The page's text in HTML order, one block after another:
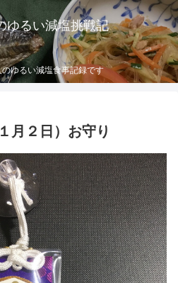
ゆるい減塩挑戦記
ゆるい減塩食事記録です
月２日）お守り